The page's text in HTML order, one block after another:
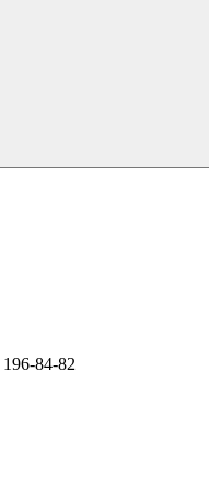
84-82